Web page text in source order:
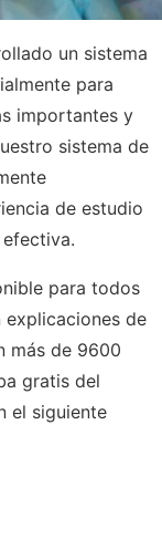
un sistema
para
importantes y
sistema de
de estudio
para todos
explicaciones de
más de 9600
gratis del
el siguiente